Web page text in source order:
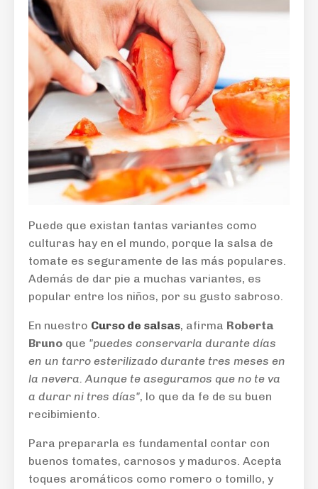
Puede que existan tantas variantes como
culturas hay en el mundo, porque la salsa de
tomate es seguramente de las más populares.
Además de dar pie a muchas variantes, es
popular entre los niños, por su gusto sabroso.
En nuestro Curso de salsas, afirma Roberta
Bruno que "puedes conservarla durante días
en un tarro esterilizado durante tres meses en
la nevera. Aunque te aseguramos que no te va
a durar ni tres días", lo que da fe de su buen
recibimiento.
Para prepararla es fundamental contar con
buenos tomates, carnosos y maduros. Acepta
toques aromáticos como romero o tomillo, y